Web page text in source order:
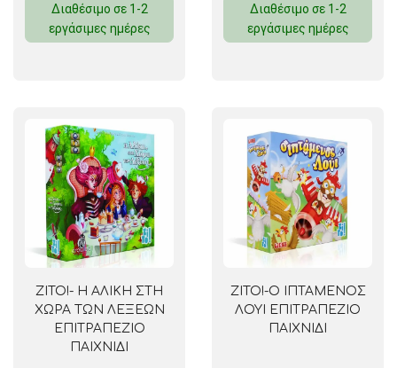
Διαθέσιμο σε 1-2
εργάσιμες ημέρες
Διαθέσιμο σε 1-2
εργάσιμες ημέρες
ZITO!- Η ΑΛΙΚΗ ΣΤΗ
ΧΩΡΑ ΤΩΝ ΛΕΞΕΩΝ
ΕΠΙΤΡΑΠΕΖΙΟ
ΠΑΙΧΝΙΔΙ
ZITO!-O ΙΠΤΑΜΕΝΟΣ
ΛΟΥI ΕΠΙΤΡΑΠΕΖΙΟ
ΠΑΙΧΝΙΔΙ